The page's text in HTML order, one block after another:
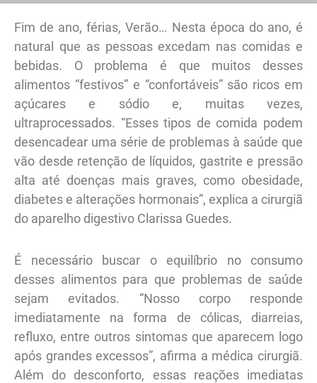
Fim de ano, férias, Verão… Nesta época do ano, é
natural que as pessoas excedam nas comidas e
bebidas. O problema é que muitos desses
alimentos “festivos” e “confortáveis” são ricos em
açúcares e sódio e, muitas vezes,
ultraprocessados. “Esses tipos de comida podem
desencadear uma série de problemas à saúde que
vão desde retenção de líquidos, gastrite e pressão
alta até doenças mais graves, como obesidade,
diabetes e alterações hormonais”, explica a cirurgiã
do aparelho digestivo Clarissa Guedes.
É necessário buscar o equilíbrio no consumo
desses alimentos para que problemas de saúde
sejam evitados. “Nosso corpo responde
imediatamente na forma de cólicas, diarreias,
refluxo, entre outros sintomas que aparecem logo
após grandes excessos”, afirma a médica cirurgiã.
Além do desconforto, essas reações imediatas